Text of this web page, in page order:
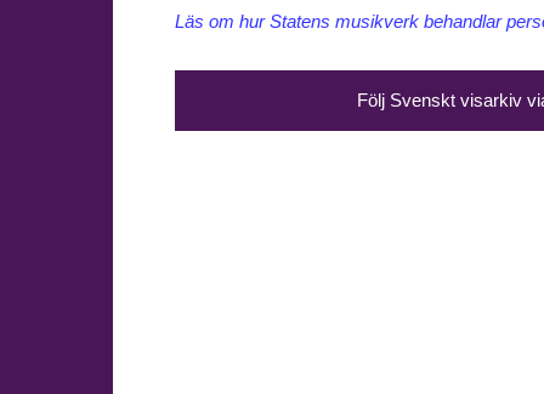
Läs om hur Statens musikverk behandlar
Följ Svenskt visarkiv